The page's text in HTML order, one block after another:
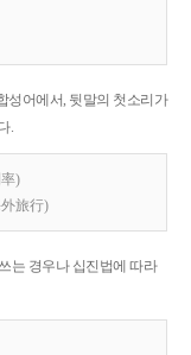
성어에서, 뒷말의 첫소리가
.
)
旅行)
는 경우나 십진법에 따라